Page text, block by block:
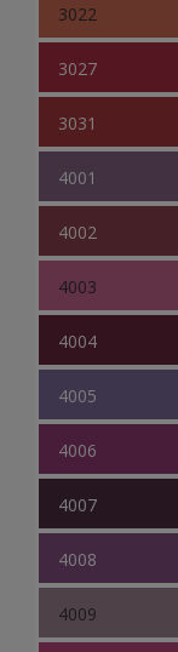
3022
3027
3031
4001
4002
4003
4004
4005
4006
4007
4008
4009